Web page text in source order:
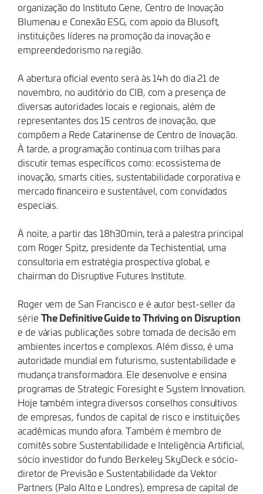
organização do Instituto Gene, Centro de Inovação
Blumenau e Conexão ESG, com apoio da Blusoft,
instituições líderes na promoção da inovação e
empreendedorismo na região.
A abertura oficial evento será às 14h do dia 21 de
novembro, no auditório do CIB, com a presença de
diversas autoridades locais e regionais, além de
representantes dos 15 centros de inovação, que
compõem a Rede Catarinense de Centro de Inovação.
À tarde, a programação continua com trilhas para
discutir temas específicos como: ecossistema de
inovação, smarts cities, sustentabilidade corporativa e
mercado financeiro e sustentável, com convidados
especiais.
À noite, a partir das 18h30min, terá a palestra principal
com Roger Spitz, presidente da Techistential, uma
consultoria em estratégia prospectiva global, e
chairman do Disruptive Futures Institute.
Roger vem de San Francisco e é autor best-seller da
série The Definitive Guide to Thriving on Disruption
e de várias publicações sobre tomada de decisão em
ambientes incertos e complexos. Além disso, é uma
autoridade mundial em futurismo, sustentabilidade e
mudança transformadora. Ele desenvolve e ensina
programas de Strategic Foresight e System Innovation.
Hoje também integra diversos conselhos consultivos
de empresas, fundos de capital de risco e instituições
acadêmicas mundo afora. Também é membro de
comitês sobre Sustentabilidade e Inteligência Artificial,
sócio investidor do fundo Berkeley SkyDeck e sócio-
diretor de Previsão e Sustentabilidade da Vektor
Partners (Palo Alto e Londres), empresa de capital de